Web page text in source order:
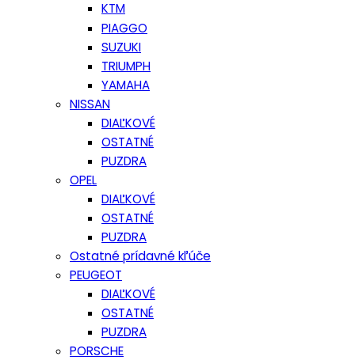
KTM
PIAGGO
SUZUKI
TRIUMPH
YAMAHA
NISSAN
DIAĽKOVÉ
OSTATNÉ
PUZDRA
OPEL
DIAĽKOVÉ
OSTATNÉ
PUZDRA
Ostatné prídavné kľúče
PEUGEOT
DIAĽKOVÉ
OSTATNÉ
PUZDRA
PORSCHE